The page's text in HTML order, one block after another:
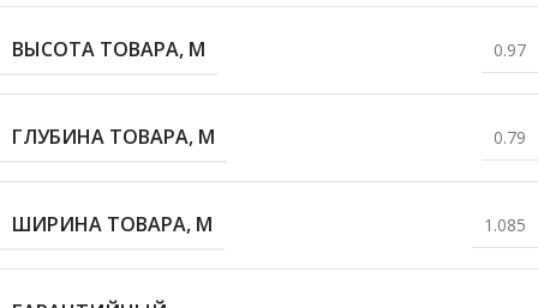
ВЫСОТА ТОВАРА, М 0.97
ГЛУБИНА ТОВАРА, М 0.79
ШИРИНА ТОВАРА, М 1.085